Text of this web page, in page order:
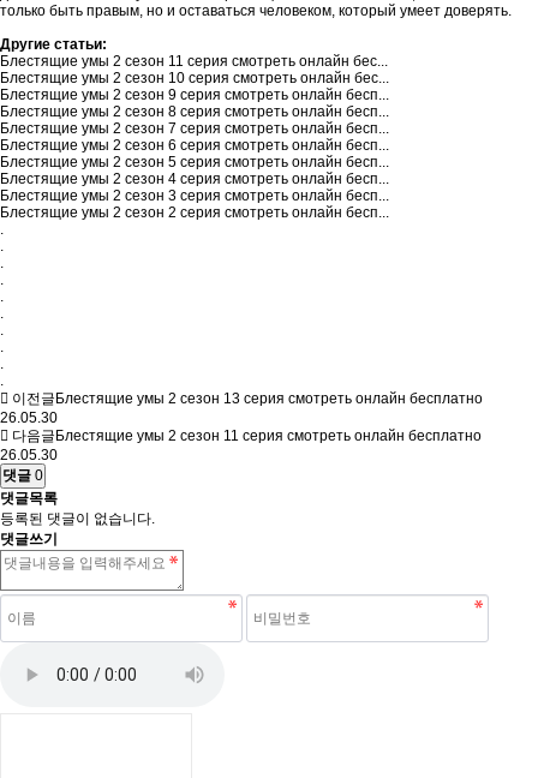
только быть правым, но и оставаться человеком, который умеет доверять.
Другие статьи:
Блестящие умы 2 сезон 11 серия смотреть онлайн бес...
Блестящие умы 2 сезон 10 серия смотреть онлайн бес...
Блестящие умы 2 сезон 9 серия смотреть онлайн бесп...
Блестящие умы 2 сезон 8 серия смотреть онлайн бесп...
Блестящие умы 2 сезон 7 серия смотреть онлайн бесп...
Блестящие умы 2 сезон 6 серия смотреть онлайн бесп...
Блестящие умы 2 сезон 5 серия смотреть онлайн бесп...
Блестящие умы 2 сезон 4 серия смотреть онлайн бесп...
Блестящие умы 2 сезон 3 серия смотреть онлайн бесп...
Блестящие умы 2 сезон 2 серия смотреть онлайн бесп...
.
.
.
.
.
.
.
.
.
.
이전글 Блестящие умы 2 сезон 13 серия смотреть онлайн бесплатно
26.05.30
다음글 Блестящие умы 2 сезон 11 серия смотреть онлайн бесплатно
26.05.30
댓글 0
댓글목록
등록된 댓글이 없습니다.
댓글쓰기